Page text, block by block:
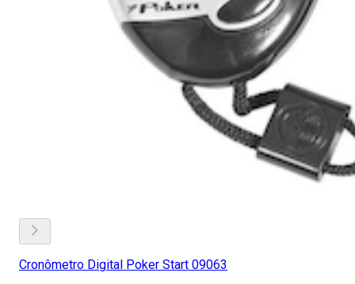
Cronômetro Digital Poker Start 09063